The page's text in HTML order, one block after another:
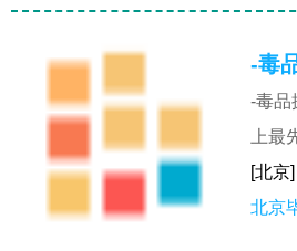
-毒
-毒品
上
[北京]
北京